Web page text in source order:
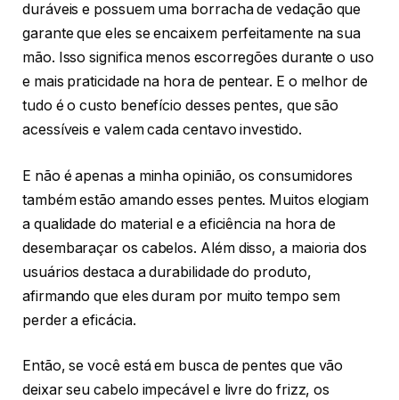
duráveis e possuem uma borracha de vedação que
garante que eles se encaixem perfeitamente na sua
mão. Isso significa menos escorregões durante o uso
e mais praticidade na hora de pentear. E o melhor de
tudo é o custo benefício desses pentes, que são
acessíveis e valem cada centavo investido.
E não é apenas a minha opinião, os consumidores
também estão amando esses pentes. Muitos elogiam
a qualidade do material e a eficiência na hora de
desembaraçar os cabelos. Além disso, a maioria dos
usuários destaca a durabilidade do produto,
afirmando que eles duram por muito tempo sem
perder a eficácia.
Então, se você está em busca de pentes que vão
deixar seu cabelo impecável e livre do frizz, os